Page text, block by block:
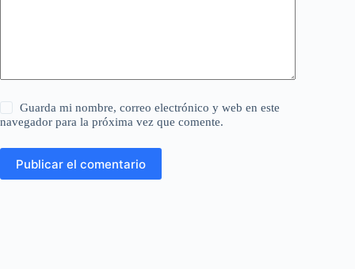
Guarda mi nombre, correo electrónico y web en este
navegador para la próxima vez que comente.
Publicar el comentario